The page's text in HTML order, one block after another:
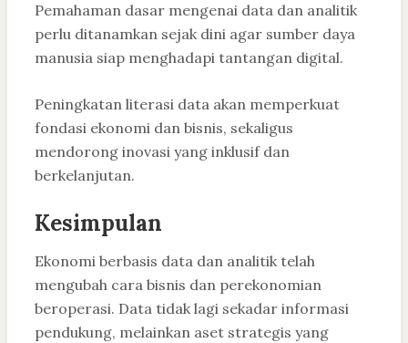
Pemahaman dasar mengenai data dan analitik
perlu ditanamkan sejak dini agar sumber daya
manusia siap menghadapi tantangan digital.
Peningkatan literasi data akan memperkuat
fondasi ekonomi dan bisnis, sekaligus
mendorong inovasi yang inklusif dan
berkelanjutan.
Kesimpulan
Ekonomi berbasis data dan analitik telah
mengubah cara bisnis dan perekonomian
beroperasi. Data tidak lagi sekadar informasi
pendukung, melainkan aset strategis yang